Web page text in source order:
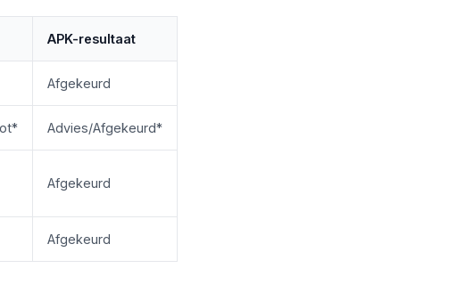
APK-resultaat
Afgekeurd
Advies/Afgekeurd*
Afgekeurd
Afgekeurd